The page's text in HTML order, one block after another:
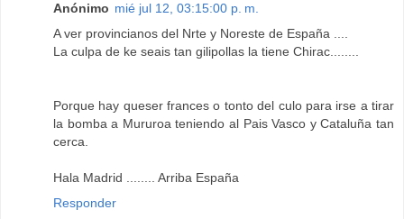
Anónimo mié jul 12, 03:15:00 p. m.
A ver provincianos del Nrte y Noreste de España ....
La culpa de ke seais tan gilipollas la tiene Chirac........
Porque hay queser frances o tonto del culo para irse a tirar
la bomba a Mururoa teniendo al Pais Vasco y Cataluña tan
cerca.
Hala Madrid ........ Arriba España
Responder